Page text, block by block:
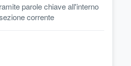
parole chiave all'interno
corrente